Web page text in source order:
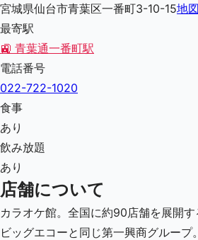
宮城県仙台市青葉区一番町3-10-15地
最寄駅
🚉 青葉通一番町駅
電話番号
022-722-1020
食事
あり
飲み放題
あり
店舗について
カラオケ館。全国に約90店舗を展開す
ビッグエコーと同じ第一興商グループ。